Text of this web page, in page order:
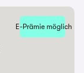
E-Prämie möglich